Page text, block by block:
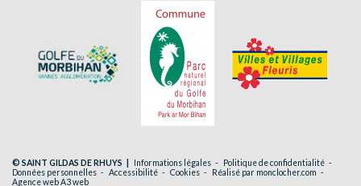
© SAINT GILDAS DE RHUYS Informations légales
Politique de confidentialité
Données personnelles
Accessibilité Cookies
Réalisé par monclocher.com
Agence web A3 web